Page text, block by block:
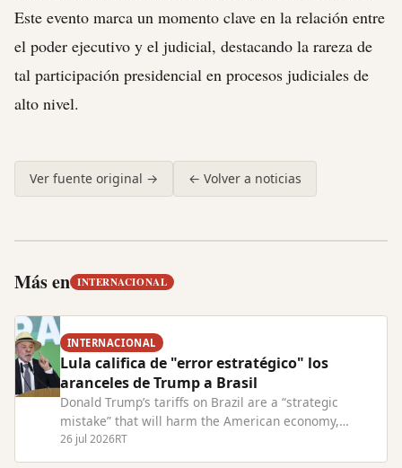
Este evento marca un momento clave en la relación entre
el poder ejecutivo y el judicial, destacando la rareza de
tal participación presidencial en procesos judiciales de
alto nivel.
Ver fuente original → ← Volver a noticias
Más en INTERNACIONAL
INTERNACIONAL
Lula califica de "error estratégico" los
aranceles de Trump a Brasil
Donald Trump’s tariffs on Brazil are a “strategic
mistake” that will harm the American economy,
President Lula has warned. Read Full Article at
RT.com
26 jul 2026RT